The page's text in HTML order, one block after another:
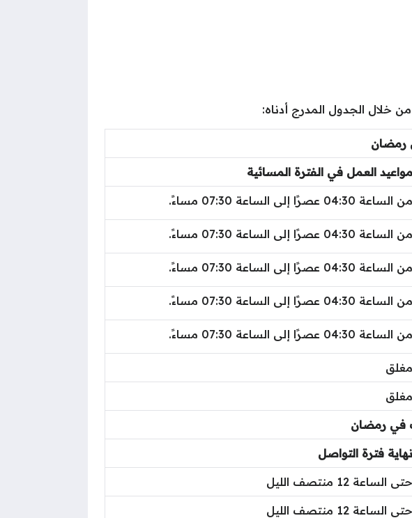
خلال الجدول المدرج أدناه:
رمضان
مواعيد العمل في الفترة المسائية
من الساعة 04:30 عصرًا إلى الساعة 07:30 مساءً.
من الساعة 04:30 عصرًا إلى الساعة 07:30 مساءً.
من الساعة 04:30 عصرًا إلى الساعة 07:30 مساءً.
من الساعة 04:30 عصرًا إلى الساعة 07:30 مساءً.
من الساعة 04:30 عصرًا إلى الساعة 07:30 مساءً.
مغلق
مغلق
في رمضان
نهاية فترة التواصل
حتى الساعة 12 منتصف الليل
حتى الساعة 12 منتصف الليل